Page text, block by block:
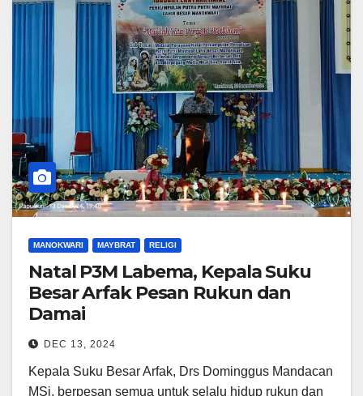
MANOKWARI MAYBRAT RELIGI
Natal P3M Labema, Kepala Suku
Besar Arfak Pesan Rukun dan
Damai
DEC 13, 2024
Kepala Suku Besar Arfak, Drs Dominggus Mandacan
MSi, berpesan semua untuk selalu hidup rukun dan